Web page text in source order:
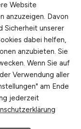
Website
anzuzeigen. Davon
Sicherheit unserer
dabei helfen,
anzubieten. Sie
Wenn Sie auf
Verwendung aller
am Ende
jederzeit